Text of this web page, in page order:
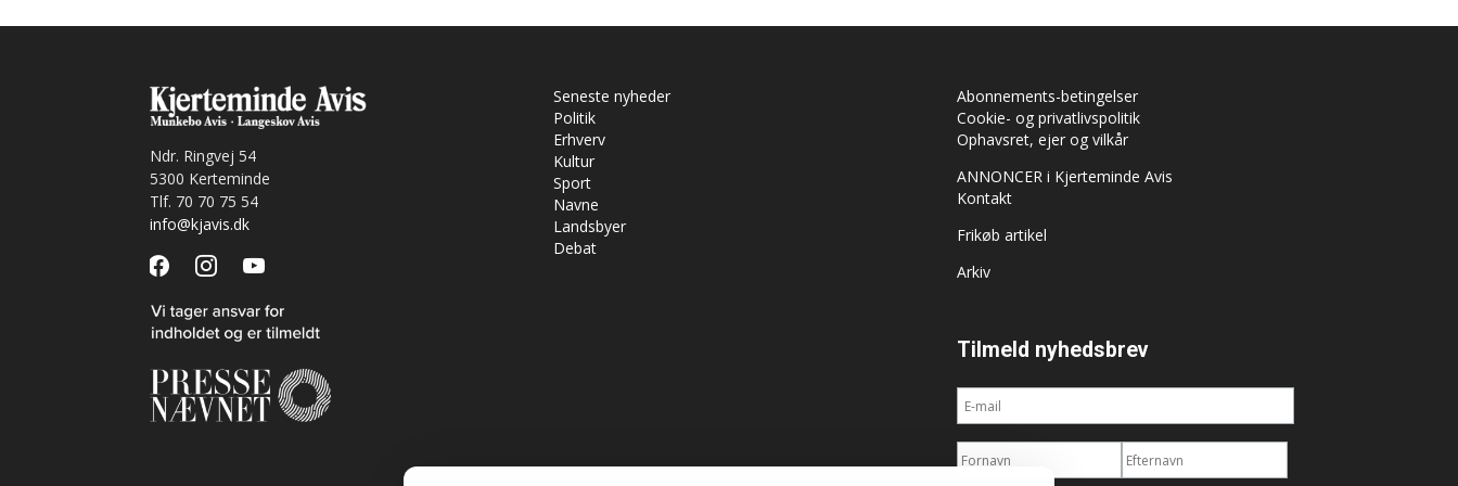
Ndr. Ringvej 54
5300 Kerteminde
Tlf. 70 70 75 54
info@kjavis.dk
facebookinstagramyoutube
Seneste nyheder
Politik
Erhverv
Kultur
Sport
Navne
Landsbyer
Debat
Abonnements-betingelser
Cookie- og privatlivspolitik
Ophavsret, ejer og vilkår
ANNONCER i Kjerteminde Avis
Kontakt
Frikøb artikel
Arkiv
Tilmeld nyhedsbrev